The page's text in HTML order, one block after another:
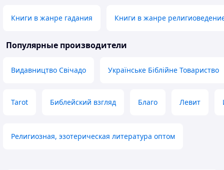
Книги в жанре гадания Книги в жанре
Популярные производители
Видавництво Свічадо Українське Біблійне Товариство
Tarot Библейский взгляд Благо Левит
Религиозная, эзотерическая литература оптом